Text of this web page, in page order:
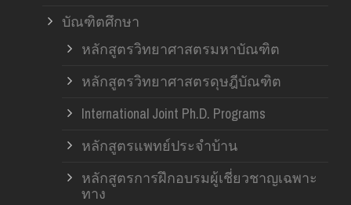
บัณฑิตศึกษา
หลักสูตรวิทยาศาสตรมหาบัณฑิต
หลักสูตรวิทยาศาสตรดุษฎีบัณฑิต
International Joint Ph.D. Programs
หลักสูตรแพทย์ประจำบ้าน
หลักสูตรการฝึกอบรมผู้เชี่ยวชาญเฉพาะ
ทาง